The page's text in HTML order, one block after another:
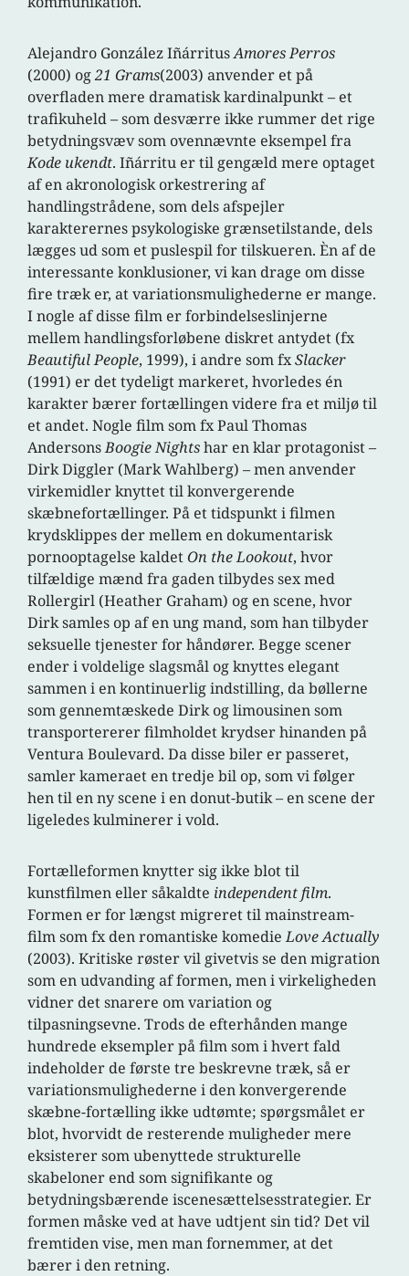
Alejandro González IñárritusAmores Perros
(2000) og21 Grams(2003) anvender et på
overfladen mere dramatisk kardinalpunkt – et
trafikuheld – som desværre ikke rummer det rige
betydningsvæv som ovennævnte eksempel fra
Kode ukendt. Iñárritu er til gengæld mere optaget
af en akronologisk orkestrering af
handlingstrådene, som dels afspejler
karakterernes psykologiske grænsetilstande, dels
lægges ud som et puslespil for tilskueren. Èn af de
interessante konklusioner, vi kan drage om disse
fire træk er, at variationsmulighederne er mange.
I nogle af disse film er forbindelseslinjerne
mellem handlingsforløbene diskret antydet (fx
Beautiful People, 1999), i andre som fxSlacker
(1991) er det tydeligt markeret, hvorledes én
karakter bærer fortællingen videre fra et miljø til
et andet. Nogle film som fx Paul Thomas
AndersonsBoogie Nightshar en klar protagonist –
Dirk Diggler (Mark Wahlberg) – men anvender
virkemidler knyttet til konvergerende
skæbnefortællinger. På et tidspunkt i filmen
krydsklippes der mellem en dokumentarisk
pornooptagelse kaldetOn the Lookout, hvor
tilfældige mænd fra gaden tilbydes sex med
Rollergirl (Heather Graham) og en scene, hvor
Dirk samles op af en ung mand, som han tilbyder
seksuelle tjenester for håndører. Begge scener
ender i voldelige slagsmål og knyttes elegant
sammen i en kontinuerlig indstilling, da bøllerne
som gennemtæskede Dirk og limousinen som
transportererer filmholdet krydser hinanden på
Ventura Boulevard. Da disse biler er passeret,
samler kameraet en tredje bil op, som vi følger
hen til en ny scene i en donut-butik – en scene der
ligeledes kulminerer i vold.
Fortælleformen knytter sig ikke blot til
kunstfilmen eller såkaldte independent film.
Formen er for længst migreret til mainstream-
film som fx den romantiske komedieLove Actually
(2003). Kritiske røster vil givetvis se den migration
som en udvanding af formen, men i virkeligheden
vidner det snarere om variation og
tilpasningsevne. Trods de efterhånden mange
hundrede eksempler på film som i hvert fald
indeholder de første tre beskrevne træk, så er
variationsmulighederne i den konvergerende
skæbne-fortælling ikke udtømte; spørgsmålet er
blot, hvorvidt de resterende muligheder mere
eksisterer som ubenyttede strukturelle
skabeloner end som signifikante og
betydningsbærende iscenesættelsesstrategier. Er
formen måske ved at have udtjent sin tid? Det vil
fremtiden vise, men man fornemmer, at det
bærer i den retning.